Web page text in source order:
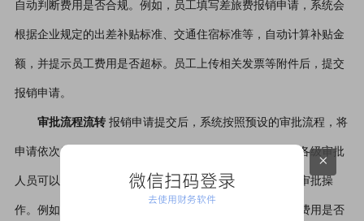
自动判断费用是否合规。例如，员工填写差旅费报销申请，系统会
根据企业规定的出差补贴标准、交通住宿标准等，自动计算补贴金
额，并提示员工费用是否超标。员工上传相关发票等附件后，提交
报销申请。
审批流程流转报销申请提交后，系统按照预设的审批流程，将
申请依次发送给部门负责人、财务审核人员等进行审批。各级审批
人员可以在系统中查看报销申请的详细信息和附件，进行审批操
作。例如，部门负责人可以根据业务实际情况，判断该项费用是否
微信扫码登录
去使用财务软件
×